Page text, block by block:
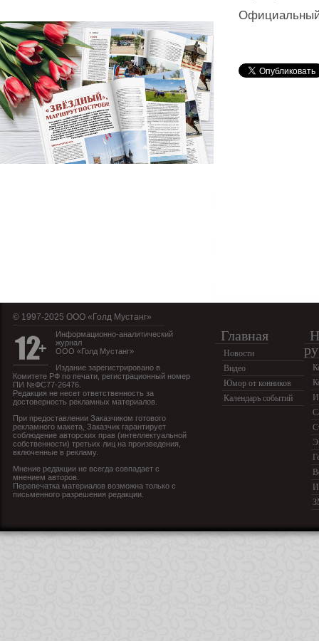
© 1997-2025 OOO «Голд Мустанг»
Информационно-аналитический
журнал
ООО «Голд Мустанг»
Издание зарегистрировано в
Комитете РФ по печати, регистрационный номер
ПИ №ФС77-26476.
Редакция не несет ответственность за
достоверность рекламных материалов.
При предоставлении Заказчиком готового
рекламного макета, Заказчик гарантирует
соблюдение авторских прав (интеллектуальной
собственности) третьих лиц на произведения,
включенные в рекламу.
Мнение редакции не всегда совпадает с
мнением авторов.
Перепечатка материалов возможна только с
письменного разрешения редакции.
Главная
Новости
Видео
Юмор от конников
Календарь событий